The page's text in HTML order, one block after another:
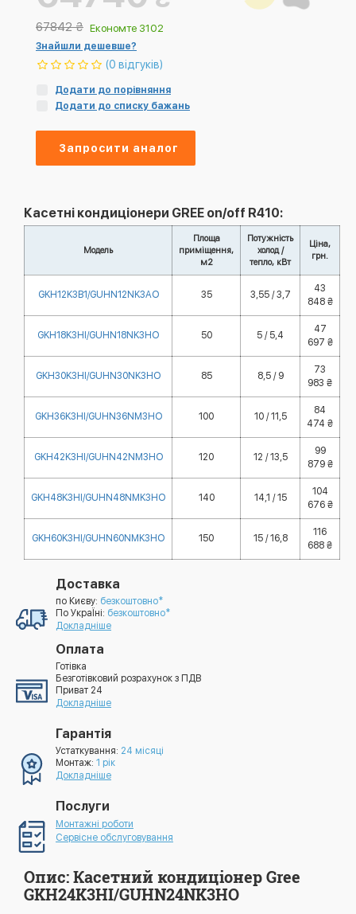
67842₴ Економте 3102
Знайшли дешевше?
(0 відгуків)
Додати до порівняння
Додати до списку бажань
Запросити аналог
Касетні кондиціонери GREE on/off R410:
Модель
Площа
приміщення,
м2
Потужність
холод /
тепло, кВт
Ціна,
грн.
GKH12K3B1/GUHN12NK3AO 35 3,55 / 3,7
43
848 ₴
GKH18K3HI/GUHN18NK3HO 50 5 / 5,4
47
697 ₴
GKH30K3HI/GUHN30NK3HO 85 8,5 / 9
73
983 ₴
GKH36K3HI/GUHN36NM3HO 100 10 / 11,5
84
474 ₴
GKH42K3HI/GUHN42NM3HO 120 12 / 13,5
99
879 ₴
GKH48K3HI/GUHN48NMK3HO 140 14,1 / 15
104
676 ₴
GKH60K3HI/GUHN60NMK3HO 150 15 / 16,8
116
688 ₴
Доставка
по Києву: безкоштовно*
По УкраЇні: безкоштовно*
Докладніше
Оплата
Готівка
Безготівковий розрахунок з ПДВ
Приват 24
Докладніше
Гарантія
Устаткування: 24 місяці
Монтаж: 1 рік
Докладніше
Послуги
Монтажні роботи
Сервісне обслуговування
Опис: Касетний кондиціонер Gree
GKH24K3HI/GUHN24NK3HO